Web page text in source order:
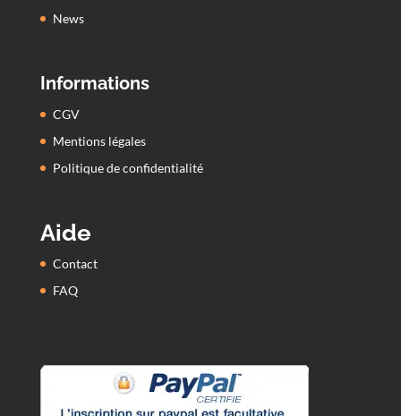
News
Informations
CGV
Mentions légales
Politique de confidentialité
Aide
Contact
FAQ